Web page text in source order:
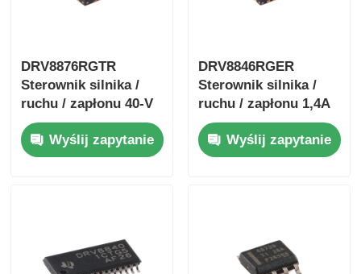
DRV8876RGTR
Sterownik silnika /
ruchu / zapłonu 40-V
3,5-A sterownik
silnika H-mostka z I
Wyślij zapytanie
DRV8846RGER
Sterownik silnika /
ruchu / zapłonu 1,4A
Bipolarny Stpr Mo
Tor Driver
Wyślij zapytanie